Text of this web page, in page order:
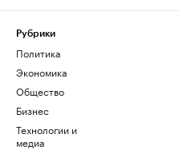
Рубрики
Политика
Экономика
Общество
Бизнес
Технологии и
медиа